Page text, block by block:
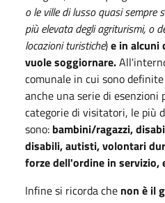
o le ville di lusso quasi
più elevata degli agriturismi, o
locazioni turistiche)e in alcuni
vuole soggiornare.
comunale in cui sono
anche una serie di esenzioni
categorie di visitatori, le più
sono: bambini/ragazzi,
disabili, autisti, volontari
forze dell'ordine in servizio,
Infine si ricorda che non è il